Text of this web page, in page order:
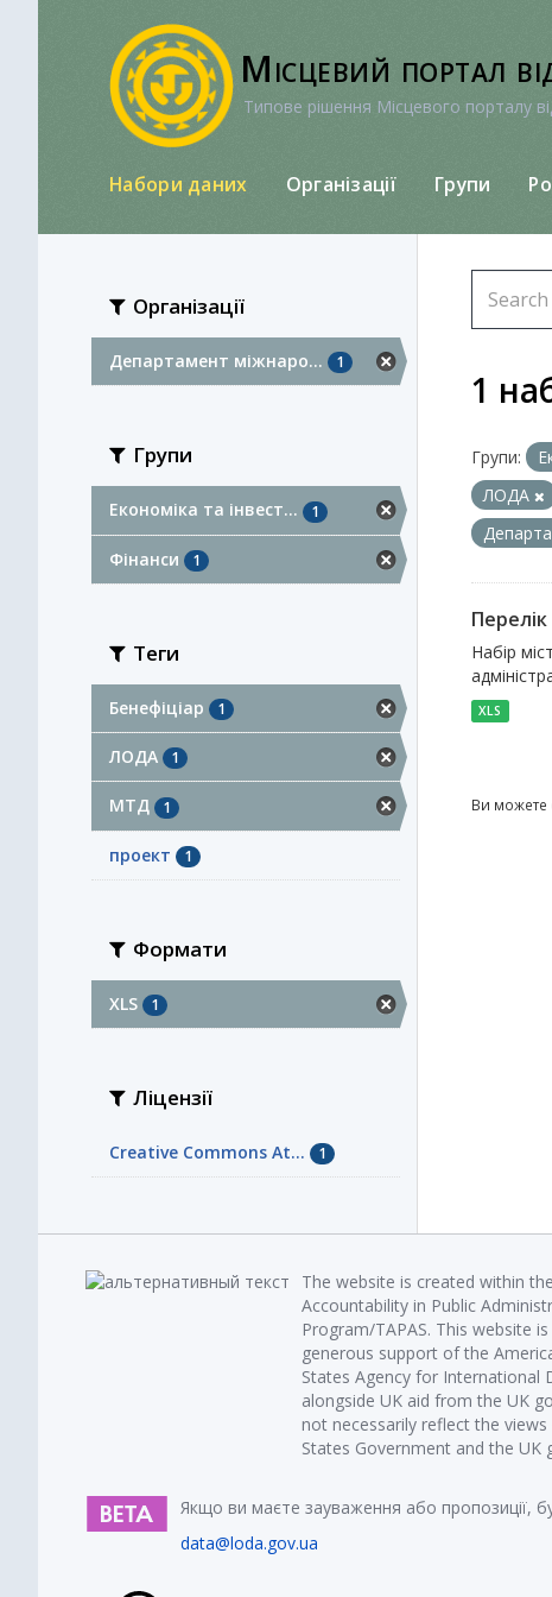
Місцевий портал
Типове рішення Місцевого порталу
Набори даних Організації Групи
Організації
Департамент міжнаро... 1
Групи
Економіка та інвест... 1
Фінанси 1
Теги
Бенефіціар 1
ЛОДА 1
МТД 1
проект 1
Формати
XLS 1
Ліцензії
Creative Commons At... 1
1
Групи:
ЛОДА
Набір
XLS
Ви можете
The website is created within
Accountability in Public
Program/TAPAS. This website
generous support of the
States Agency for International
alongside UK aid from the UK
not necessarily reflect the
States Government and the UK
Якщо ви маєте зауваження або пропозиції,
data@loda.gov.ua